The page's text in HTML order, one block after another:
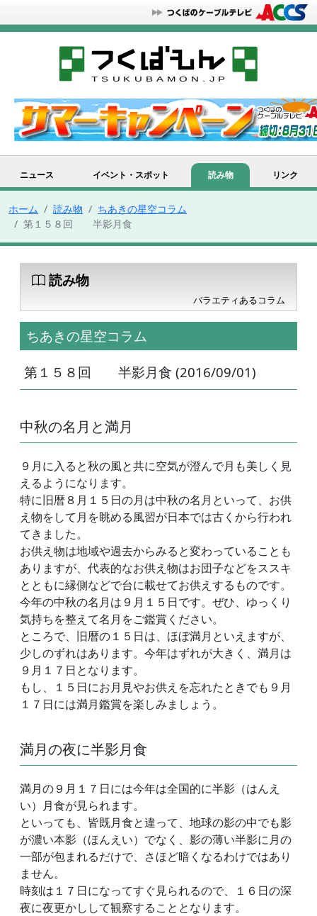
ニュース イベント・スポット 読み物 リンク
ホーム 読み物
ちあきの星空コラム
第１５８回 半影月食
読み物
バラエティあるコラム
ちあきの星空コラム
第１５８回 半影月食 (2016/09/01)
中秋の名月と満月
９月に入ると秋の風と共に空気が澄んで月も美しく見
えるようになります。
特に旧暦８月１５日の月は中秋の名月といって、お供
え物をして月を眺める風習が日本では古くから行われ
てきました。
お供え物は地域や過去からみると変わっていることも
ありますが、代表的なお供え物はお団子などをススキ
とともに縁側などで台に載せてお供えするものです。
今年の中秋の名月は９月１５日です。ぜひ、ゆっくり
気持ちを整えて名月をご鑑賞ください。
ところで、旧暦の１５日は、ほぼ満月といえますが、
少しのずれはあります。今年はずれが大きく、満月は
９月１７日となります。
もし、１５日にお月見やお供えを忘れたときでも９月
１７日には満月鑑賞を楽しみましょう。
満月の夜に半影月食
満月の９月１７日には今年は全国的に半影（はんえ
い）月食が見られます。
といっても、皆既月食と違って、地球の影の中でも影
が濃い本影（ほんえい）でなく、影の薄い半影に月の
一部が包まれるだけで、さほど暗くなるわけではあり
ません。
時刻は１７日になってすぐ見られるので、１６日の深
夜に夜更かしして観察することとなります。